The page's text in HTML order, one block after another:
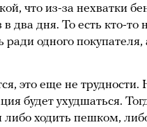
что из-за нехватки
в два дня. То есть кто-то
ради одного покупателя,
это еще не трудности.
будет ухудшаться.
либо ходить пешком,